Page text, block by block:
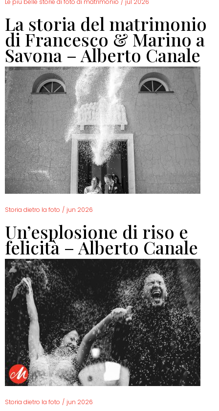
Le più belle storie di foto di matrimonio / jul 2026
La storia del matrimonio
di Francesco & Marino a
Savona – Alberto Canale
Storia dietro la foto / jun 2026
Un’esplosione di riso e
felicità – Alberto Canale
Storia dietro la foto / jun 2026